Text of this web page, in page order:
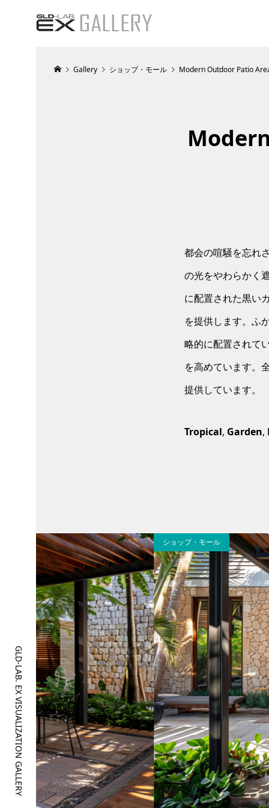
GLD-LAB. EX VISUALIZATION GALLERY
Gallery ショップ・モール Modern Outdoor Patio
都会の喧騒を忘れ
の光をやわらかく
に配置された黒い
を提供します。ふ
略的に配置されて
を高めています。
提供しています。
Tropical, Garden,
ショップ・モール